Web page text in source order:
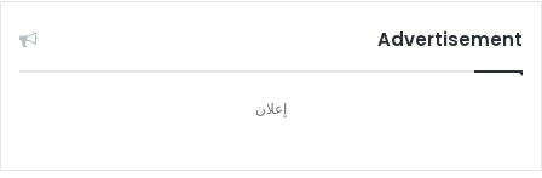
Advertisement
إعلان